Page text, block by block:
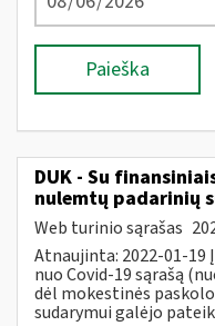
Paieška
DUK - Su
nulemtų padarinių
Web turinio sąrašas
Atnaujinta: 2022-01-
nuo Covid-19 sąrašą
dėl mokestinės
sudarymui galėjo